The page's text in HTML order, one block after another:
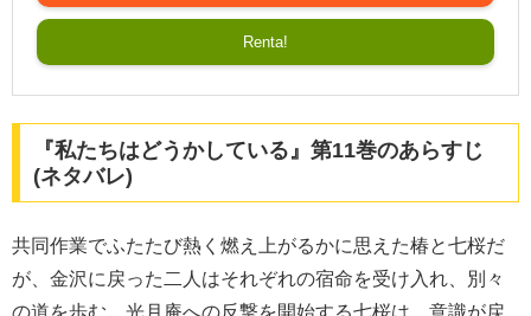
Renta!
『私たちはどうかしている』第11巻のあらすじ
(ネタバレ)
共同作業でふたたび熱く燃え上がるかに思えた椿と七桜だ
が、金沢に戻った二人はそれぞれの宿命を受け入れ、別々
の道を歩む。光月庵への反撃を開始する七桜は、意識が戻